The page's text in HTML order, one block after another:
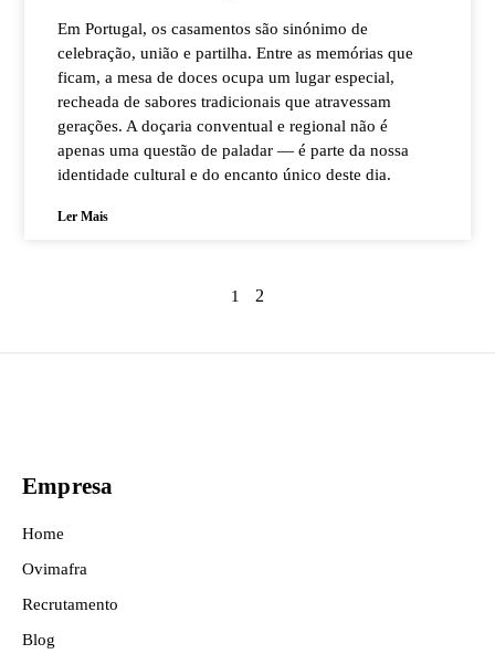
Em Portugal, os casamentos são sinónimo de
celebração, união e partilha. Entre as memórias que
ficam, a mesa de doces ocupa um lugar especial,
recheada de sabores tradicionais que atravessam
gerações. A doçaria conventual e regional não é
apenas uma questão de paladar — é parte da nossa
identidade cultural e do encanto único deste dia.
Ler Mais
1 2
Empresa
Home
Ovimafra
Recrutamento
Blog